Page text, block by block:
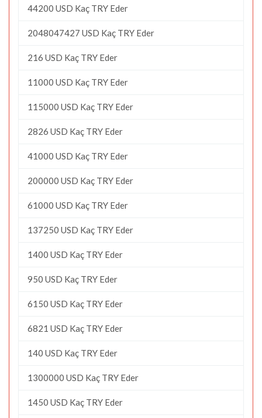
44200 USD Kaç TRY Eder
2048047427 USD Kaç TRY Eder
216 USD Kaç TRY Eder
11000 USD Kaç TRY Eder
115000 USD Kaç TRY Eder
2826 USD Kaç TRY Eder
41000 USD Kaç TRY Eder
200000 USD Kaç TRY Eder
61000 USD Kaç TRY Eder
137250 USD Kaç TRY Eder
1400 USD Kaç TRY Eder
950 USD Kaç TRY Eder
6150 USD Kaç TRY Eder
6821 USD Kaç TRY Eder
140 USD Kaç TRY Eder
1300000 USD Kaç TRY Eder
1450 USD Kaç TRY Eder